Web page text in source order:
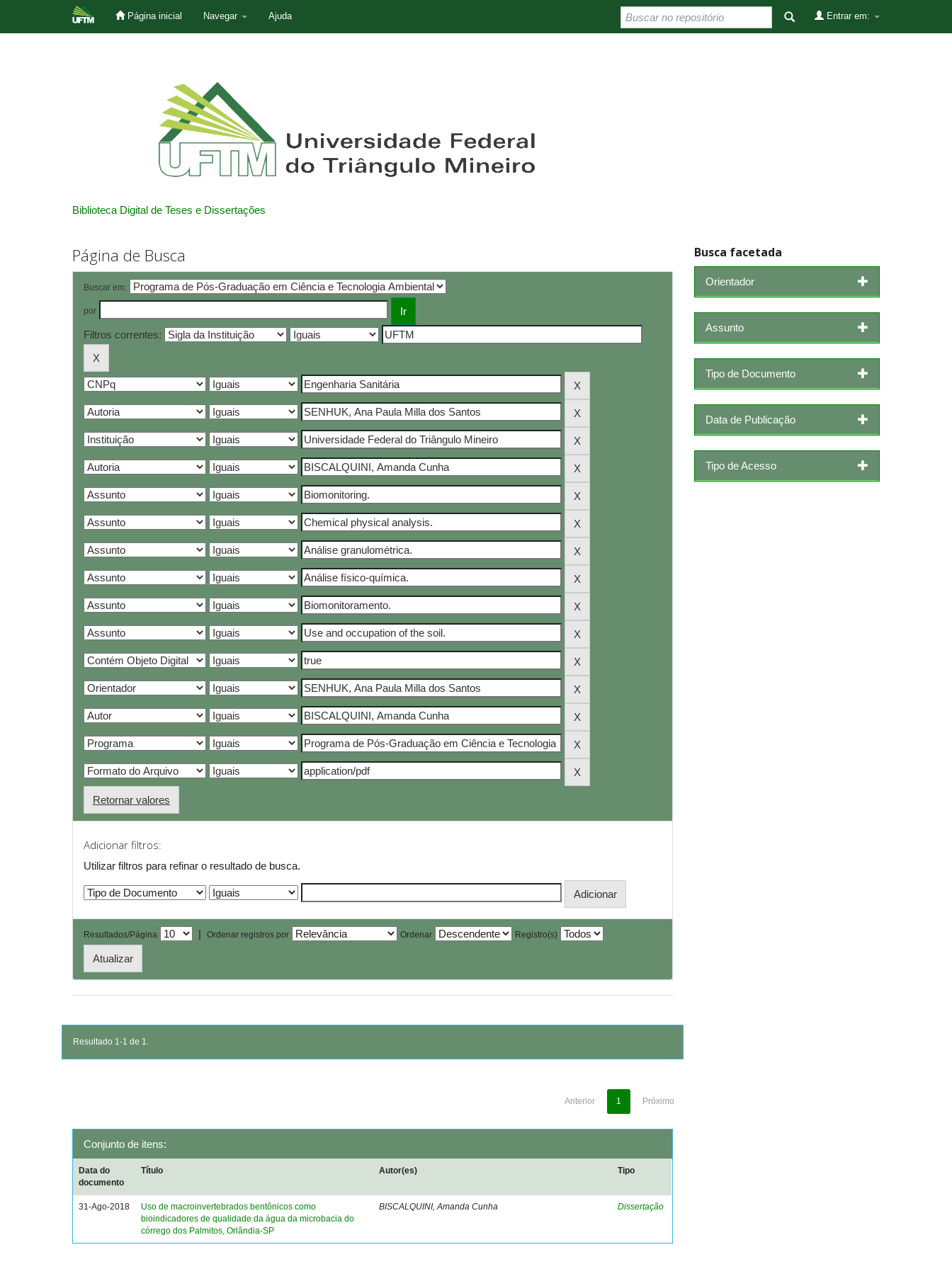
Página inicial Navegar Ajuda Entrar em:
Biblioteca Digital de Teses e Dissertações
Página de Busca
Buscar em:
por
Filtros correntes:
Retornar valores
Adicionar filtros:
Utilizar filtros para refinar o resultado de busca.
Resultados/Página | Ordenar registros por Ordenar Registro(s)
Resultado 1-1 de 1.
Anterior 1 Próximo
Conjunto de itens:
Data do
documento
Título Autor(es) Tipo
31-Ago-2018
Uso de macroinvertebrados bentônicos como
bioindicadores de qualidade da água da microbacia do
córrego dos Palmitos, Orlândia-SP
BISCALQUINI, Amanda Cunha Dissertação
Busca facetada
Orientador
Assunto
Tipo de Documento
Data de Publicação
Tipo de Acesso